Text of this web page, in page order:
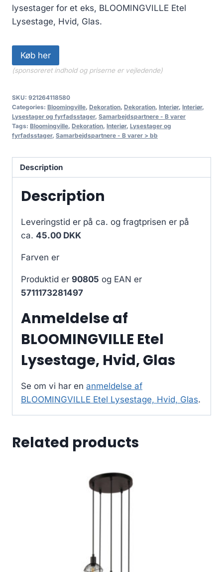
lysestager for et eks, BLOOMINGVILLE Etel
Lysestage, Hvid, Glas.
Køb her
(sponsoreret indhold og priserne er vejledende)
SKU: 921264118580
Categories: Bloomingville, Dekoration, Dekoration, Interiør, Interiør,
Lysestager og fyrfadsstager, Samarbejdspartnere - B varer
Tags: Bloomingville, Dekoration, Interiør, Lysestager og
fyrfadsstager, Samarbejdspartnere - B varer > bb
Description
Description
Leveringstid er på ca. og fragtprisen er på
ca. 45.00 DKK
Farven er
Produktid er 90805 og EAN er
5711173281497
Anmeldelse af
BLOOMINGVILLE Etel
Lysestage, Hvid, Glas
Se om vi har en anmeldelse af
BLOOMINGVILLE Etel Lysestage, Hvid, Glas.
Related products